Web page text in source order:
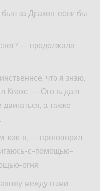
за Дракон, если бы
— продолжала
что я знаю,
Квокс. — Огонь дает
а также
как-я, — проговорил
с-помощью-
огня.
между нами